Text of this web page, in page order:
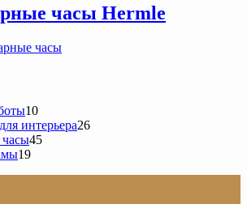
часы Hermle
часы
1010
товаров
интерьера2626
4545
1919